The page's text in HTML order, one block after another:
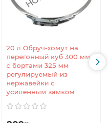
20 л Обруч-хомут на
перегонный куб 300 мм
с бортами 325 мм
регулируемый из
нержавейки с
усиленным замком